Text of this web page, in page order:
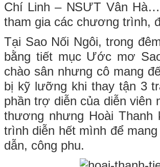
Chí Linh – NSƯT Vân
tham gia các chương trình,
Tại Sao Nối Ngôi, trong
bằng tiết mục Ước mơ
chào sân nhưng cô mang
bị kỹ lưỡng khi thay tận 3
phần trợ diễn của diễn viên
thương nhưng Hoài Thanh
trình diễn hết mình để
dẫn, công phu.